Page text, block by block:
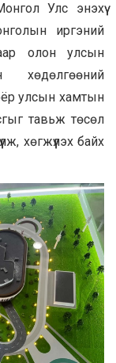
Улс энэхүү
иргэний
олон улсын
хөдөлгөөний
улсын хамтын
тавьж төсөл
хөгжүүлэх байх